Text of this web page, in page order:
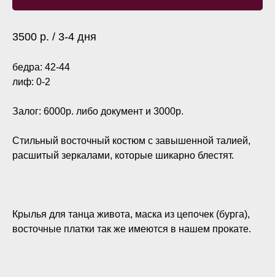
3500 р. / 3-4 дня
бедра: 42-44
лиф: 0-2
Залог: 6000р. либо документ и 3000р.
Стильный восточный костюм с завышенной талией,
расшитый зеркалами, которые шикарно блестят.
Крылья для танца живота, маска из цепочек (бурга),
восточные платки так же имеются в нашем прокате.